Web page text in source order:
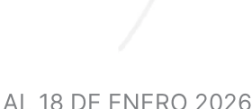
18 DE ENERO 2026